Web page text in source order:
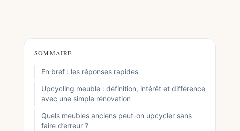
SOMMAIRE
En bref : les réponses rapides
Upcycling meuble : définition, intérêt et différence
avec une simple rénovation
Quels meubles anciens peut-on upcycler sans
faire d’erreur ?